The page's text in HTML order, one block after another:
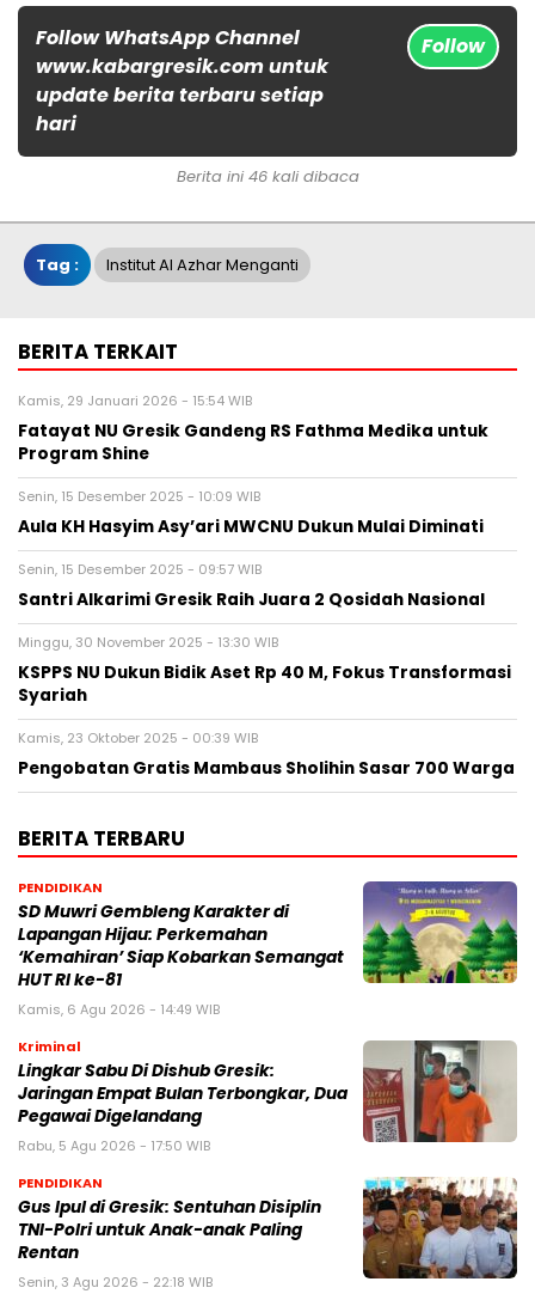
Follow WhatsApp Channel
www.kabargresik.com untuk
update berita terbaru setiap
hari
Follow
Berita ini 46 kali dibaca
Tag : Institut Al Azhar Menganti
BERITA TERKAIT
Kamis, 29 Januari 2026 - 15:54 WIB
Fatayat NU Gresik Gandeng RS Fathma Medika untuk
Program Shine
Senin, 15 Desember 2025 - 10:09 WIB
Aula KH Hasyim Asy’ari MWCNU Dukun Mulai Diminati
Senin, 15 Desember 2025 - 09:57 WIB
Santri Alkarimi Gresik Raih Juara 2 Qosidah Nasional
Minggu, 30 November 2025 - 13:30 WIB
KSPPS NU Dukun Bidik Aset Rp 40 M, Fokus Transformasi
Syariah
Kamis, 23 Oktober 2025 - 00:39 WIB
Pengobatan Gratis Mambaus Sholihin Sasar 700 Warga
BERITA TERBARU
PENDIDIKAN
SD Muwri Gembleng Karakter di
Lapangan Hijau: Perkemahan
‘Kemahiran’ Siap Kobarkan Semangat
HUT RI ke-81
Kamis, 6 Agu 2026 - 14:49 WIB
Kriminal
Lingkar Sabu Di Dishub Gresik:
Jaringan Empat Bulan Terbongkar, Dua
Pegawai Digelandang
Rabu, 5 Agu 2026 - 17:50 WIB
PENDIDIKAN
Gus Ipul di Gresik: Sentuhan Disiplin
TNI-Polri untuk Anak-anak Paling
Rentan
Senin, 3 Agu 2026 - 22:18 WIB